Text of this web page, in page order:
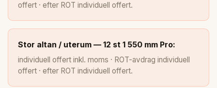
offert · efter ROT individuell offert.
Stor altan / uterum — 12 st 1 550 mm Pro:
individuell offert inkl. moms · ROT-avdrag individuell
offert · efter ROT individuell offert.